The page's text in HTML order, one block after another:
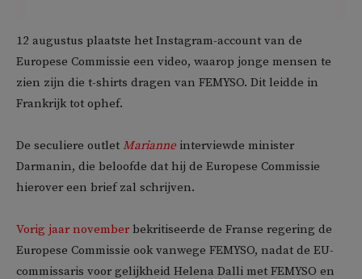
12 augustus plaatste het Instagram-account van de
Europese Commissie een video, waarop jonge mensen te
zien zijn die t-shirts dragen van FEMYSO. Dit leidde in
Frankrijk tot ophef.
De seculiere outlet Marianne interviewde minister
Darmanin, die beloofde dat hij de Europese Commissie
hierover een brief zal schrijven.
Vorig jaar november bekritiseerde de Franse regering de
Europese Commissie ook vanwege FEMYSO, nadat de EU-
commissaris voor gelijkheid Helena Dalli met FEMYSO en